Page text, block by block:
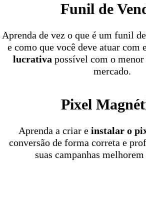
Funil de
Aprenda de vez o que é um funil
e como que você deve atuar com
lucrativapossível com o
mercado.
Pixel
Aprenda a criar e instalar o
conversão de forma correta e
suas campanhas